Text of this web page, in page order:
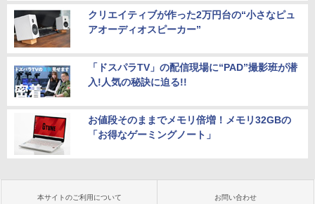
クリエイティブが作った2万円台の“小さなピュ
アオーディオスピーカー”
「ドスパラTV」の配信現場に“PAD”撮影班が潜
入!人気の秘訣に迫る!!
お値段そのままでメモリ倍増！メモリ32GBの
「お得なゲーミングノート」
本サイトのご利用について お問い合わせ